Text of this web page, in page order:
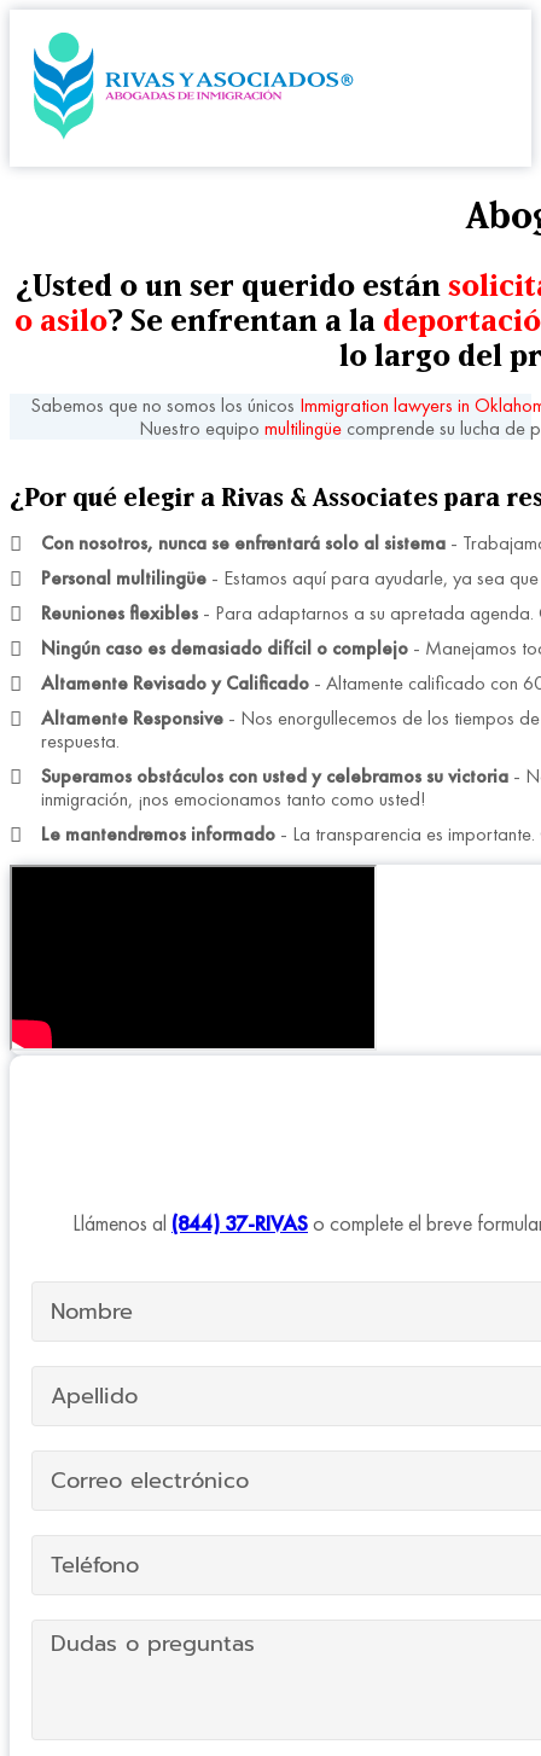
¿Usted o un ser querido están
o asilo? Se enfrentan a la
lo largo del
Sabemos que no somos los únicos Immigration lawyers in
Nuestro equipo multilingüe comprende su lucha de
¿Por qué elegir a Rivas & Associates para
Con nosotros, nunca se enfrentará solo al sistema -
Personal multilingüe - Estamos aquí para ayudarle, ya sea
Reuniones flexibles - Para adaptarnos a su apretada agenda.
Ningún caso es demasiado difícil o complejo - Manejamos
Altamente Revisado y Calificado - Altamente calificado con
Altamente Responsive - Nos enorgullecemos de los tiempos
respuesta.
Superamos obstáculos con usted y celebramos su victoria -
inmigración, ¡nos emocionamos tanto como usted!
Le mantendremos informado - La transparencia es
Llámenos al (844) 37-RIVASo complete el breve